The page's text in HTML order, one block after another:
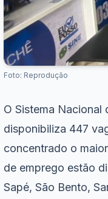
Foto: Reprodução
O Sistema
disponibiliza 447
concentrado o
de emprego estão
Sapé, São Bento,